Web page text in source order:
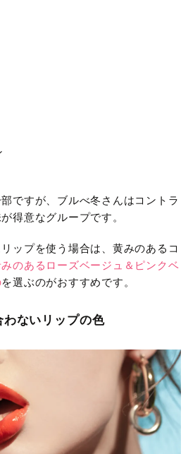
ですが、ブルべ冬さんはコントラ
得意なグループです。
ップを使う場合は、黄みのあるコ
のあるローズベージュ＆ピンクベ
を選ぶのがおすすめです。
ないリップの色